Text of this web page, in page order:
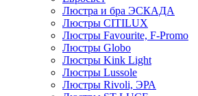
Люстра и бра ЭСКАДА
Люстры CITILUX
Люстры Favourite, F-Promo
Люстры Globo
Люстры Kink Light
Люстры Lussole
Люстры Rivoli, ЭРА